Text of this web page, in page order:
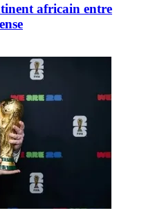
africain entre